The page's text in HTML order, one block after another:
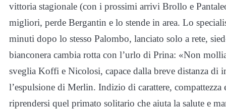
vittoria stagionale (con i prossimi arrivi Brollo e
migliori, perde Bergantin e lo stende in area. Lo
minuti dopo lo stesso Palombo, lanciato solo a rete,
bianconera cambia rotta con l’urlo di Prina: «Non
sveglia Koffi e Nicolosi, capace dalla breve distanza di
l’espulsione di Merlin. Indizio di carattere,
riprendersi quel primato solitario che aiuta la salute e